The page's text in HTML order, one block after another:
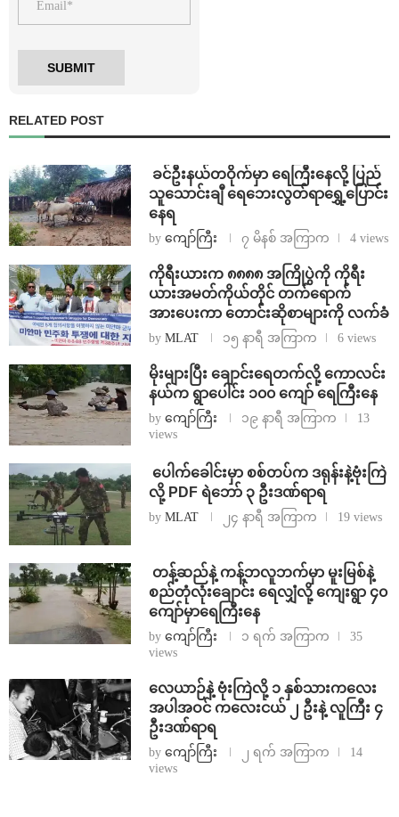
RELATED POST
⁩ ⁨ခင်ဦးနယ်တဝိုက်မှာ ရေကြီးနေလို့ ပြည်
သူသောင်းချီ ရေဘေးလွတ်ရာရွှေ့ပြောင်း
နေရ
by ကျော်ကြီး ၇ မိနစ် အကြာက 4 views
ကိုရီးယားက ၈၈၈၈ အကြိုပွဲကို ကိုရီး
ယားအမတ်ကိုယ်တိုင် တက်ရောက်
အားပေးကာ တောင်းဆိုစာများကို လက်ခံ
by MLAT ၁၅ နာရီ အကြာက 6 views
⁨မိုးများပြီး ချောင်းရေတက်လို့ ကောလင်း
နယ်က ရွာပေါင်း ၁၀၀ ကျော် ရေကြီးနေ
by ကျော်ကြီး ၁၉ နာရီ အကြာက
13
views
⁩ ⁨ပေါက်ခေါင်းမှာ စစ်တပ်က ဒရုန်းနဲ့ဗုံးကြဲ
လို့ PDF ရဲဘော် ၃ ဦးဒဏ်ရာရ
by MLAT ၂၄ နာရီ အကြာက 19 views
⁩ ⁨တန့်ဆည်နဲ့ ကန့်ဘလူဘက်မှာ မူးမြစ်နဲ့
စည်တုံလုံးချောင်း ရေလျှံလို့ ကျေးရွာ ၄၀
ကျော်မှာရေကြီးနေ
by ကျော်ကြီး ၁ ရက် အကြာက
35
views
⁨လေယာဉ်နဲ့ ဗုံးကြဲလို့ ၁ နှစ်သားကလေး
အပါအဝင် ကလေးငယ် ၂ ဦးနဲ့ လူကြီး ၄
ဦးဒဏ်ရာရ
by ကျော်ကြီး ၂ ရက် အကြာက
14
views